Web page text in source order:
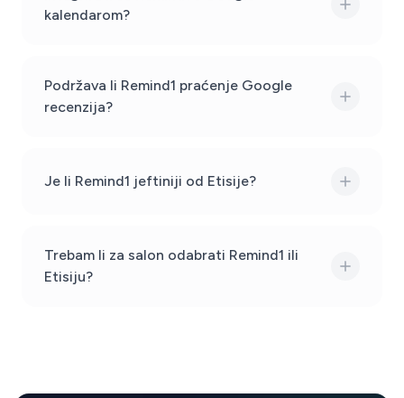
kalendarom?
Podržava li Remind1 praćenje Google
recenzija?
Je li Remind1 jeftiniji od Etisije?
Trebam li za salon odabrati Remind1 ili
Etisiju?